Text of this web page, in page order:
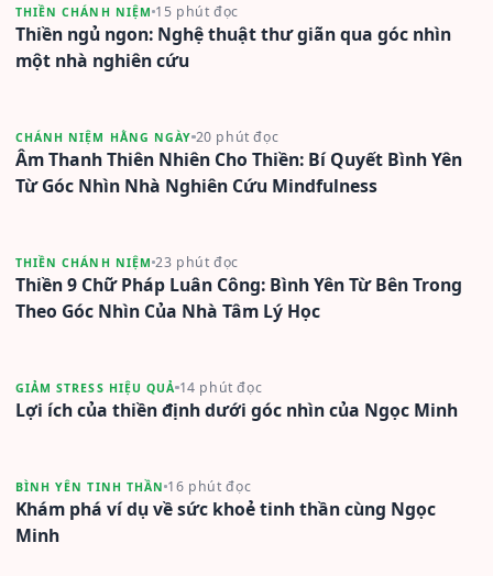
THIỀN CHÁNH NIỆM 15 phút đọc
Thiền ngủ ngon: Nghệ thuật thư giãn qua góc nhìn
một nhà nghiên cứu
CHÁNH NIỆM HẰNG NGÀY 20 phút đọc
Âm Thanh Thiên Nhiên Cho Thiền: Bí Quyết Bình Yên
Từ Góc Nhìn Nhà Nghiên Cứu Mindfulness
THIỀN CHÁNH NIỆM 23 phút đọc
Thiền 9 Chữ Pháp Luân Công: Bình Yên Từ Bên Trong
Theo Góc Nhìn Của Nhà Tâm Lý Học
GIẢM STRESS HIỆU QUẢ 14 phút đọc
Lợi ích của thiền định dưới góc nhìn của Ngọc Minh
BÌNH YÊN TINH THẦN 16 phút đọc
Khám phá ví dụ về sức khoẻ tinh thần cùng Ngọc
Minh